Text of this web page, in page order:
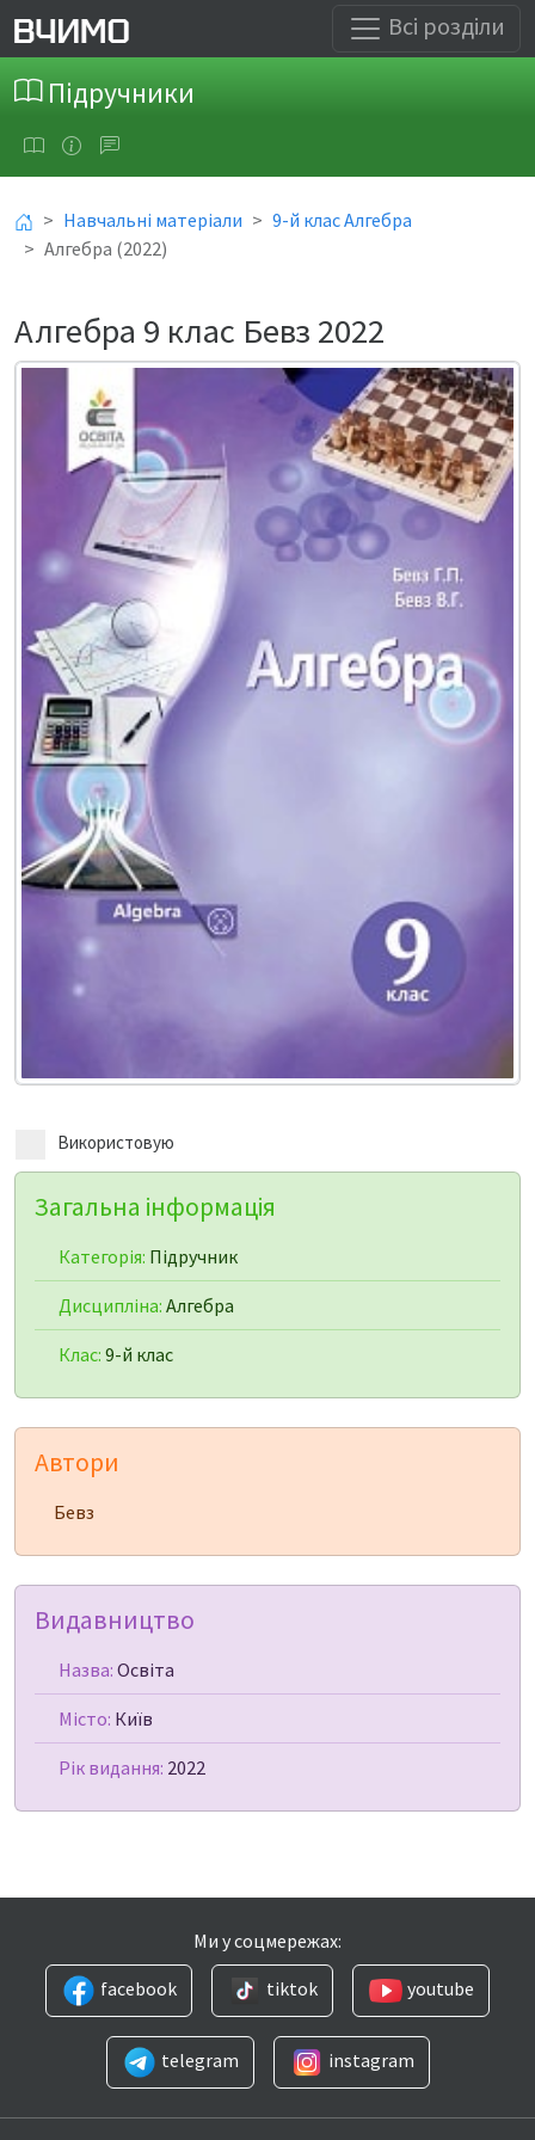
Всі розділи
Підручники
Навчальні матеріали
9-й клас Алгебра
Алгебра (2022)
Алгебра 9 клас Бевз 2022
Використовую
Загальна інформація
Категорія: Підручник
Дисципліна: Алгебра
Клас: 9-й клас
Автори
Бевз
Видавництво
Назва: Освіта
Місто: Київ
Рік видання: 2022
Ми у соцмережах:
facebook
tiktok youtube
telegram instagram